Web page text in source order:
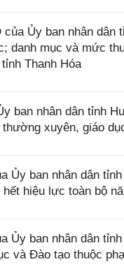
Ủy ban nhân
danh mục và mức
Thanh Hóa
ban nhân dân tỉnh
xuyên, giáo
Ủy ban nhân dân
hiệu lực toàn bộ
Ủy ban nhân dân
và Đào tạo thuộc